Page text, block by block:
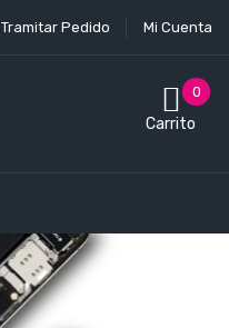
Mi Cuenta
Tramitar Pedido
0
Carrito